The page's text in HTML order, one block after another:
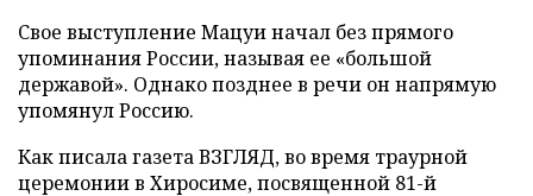
Свое выступление Мацуи начал без прямого
упоминания России, называя ее «большой
державой». Однако позднее в речи он напрямую
упомянул Россию.
Как писала газета ВЗГЛЯД, во время траурной
церемонии в Хиросиме, посвященной 81-й